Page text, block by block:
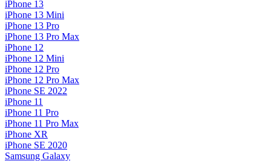
iPhone 13
iPhone 13 Mini
iPhone 13 Pro
iPhone 13 Pro Max
iPhone 12
iPhone 12 Mini
iPhone 12 Pro
iPhone 12 Pro Max
iPhone SE 2022
iPhone 11
iPhone 11 Pro
iPhone 11 Pro Max
iPhone XR
iPhone SE 2020
Samsung Galaxy